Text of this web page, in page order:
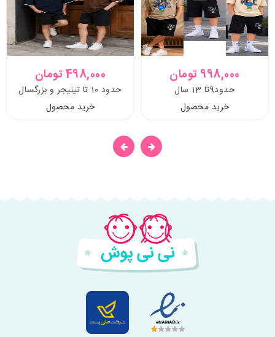
998,000 تومان
حدود9تا 13 سال
خرید محصول
498,000 تومان
حدود 10 تا تینیجر و بزرگسال
خرید محصول